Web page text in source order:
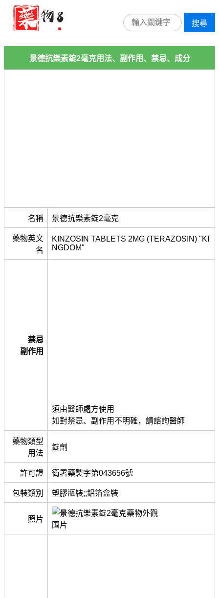
搜尋
景德抗樂素錠2毫克用法、副作用、禁忌、成分
名稱 景德抗樂素錠2毫克
藥物英文
名
KINZOSIN TABLETS 2MG (TERAZOSIN) "KI
NGDOM"
禁忌
副作用
須由醫師處方使用
如對禁忌、副作用不明確，請諮詢醫師
藥物類型
用法
錠劑
許可證 衛署藥製字第043656號
包裝類別 塑膠瓶裝;;鋁箔盒裝
照片